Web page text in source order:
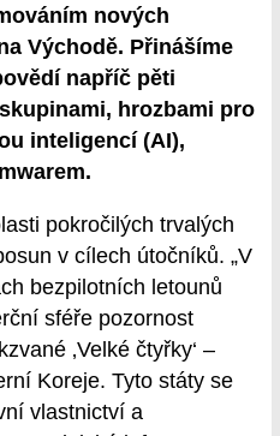
nových
Východě. Přinášíme
napříč pěti
hrozbami pro
inteligencí (AI),
pokročilých trvalých
v cílech útočníků. „V
bezpilotních letounů
sféře pozornost
‚Velké čtyřky‘ –
Koreje. Tyto státy se
vlastnictví a